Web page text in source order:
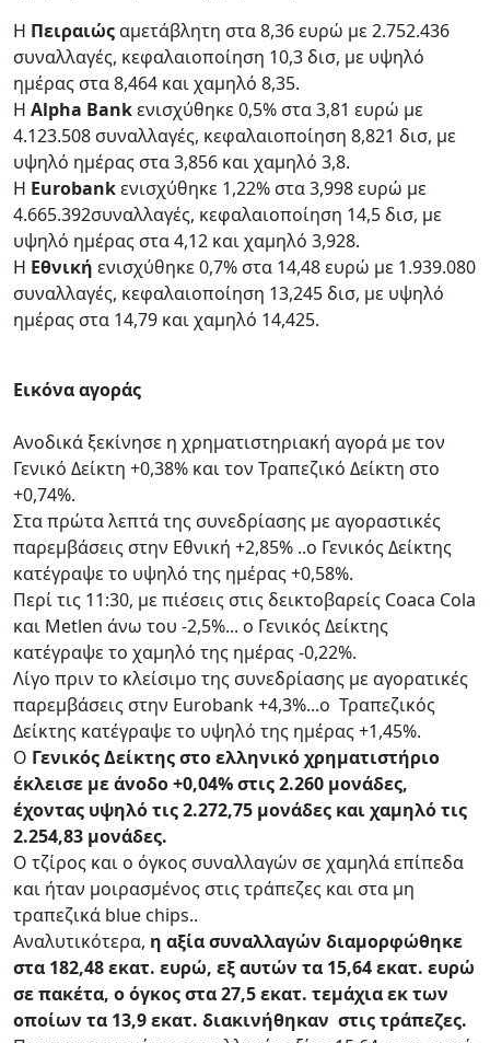
Η Πειραιώςαμετάβλητη στα 8,36 ευρώ με 2.752.436
συναλλαγές, κεφαλαιοποίηση 10,3 δισ, με υψηλό
ημέρας στα 8,464 και χαμηλό 8,35.
Η Alpha Bankενισχύθηκε 0,5% στα 3,81 ευρώ με
4.123.508 συναλλαγές, κεφαλαιοποίηση 8,821 δισ, με
υψηλό ημέρας στα 3,856 και χαμηλό 3,8.
Η Eurobankενισχύθηκε 1,22% στα 3,998 ευρώ με
4.665.392συναλλαγές, κεφαλαιοποίηση 14,5 δισ, με
υψηλό ημέρας στα 4,12 και χαμηλό 3,928.
Η Εθνική ενισχύθηκε 0,7% στα 14,48 ευρώ με 1.939.080
συναλλαγές, κεφαλαιοποίηση 13,245 δισ, με υψηλό
ημέρας στα 14,79 και χαμηλό 14,425.
Εικόνα αγοράς
Ανοδικά ξεκίνησε η χρηματιστηριακή αγορά με τον
Γενικό Δείκτη +0,38% και τον Τραπεζικό Δείκτη στο
+0,74%.
Στα πρώτα λεπτά της συνεδρίασης με αγοραστικές
παρεμβάσεις στην Εθνική +2,85% ..ο Γενικός Δείκτης
κατέγραψε το υψηλό της ημέρας +0,58%.
Περί τις 11:30, με πιέσεις στις δεικτοβαρείς Coaca Cola
και Metlen άνω του -2,5%... ο Γενικός Δείκτης
κατέγραψε το χαμηλό της ημέρας -0,22%.
Λίγο πριν το κλείσιμο της συνεδρίασης με αγορατικές
παρεμβάσεις στην Eurobank +4,3%...ο Τραπεζικός
Δείκτης κατέγραψε το υψηλό της ημέρας +1,45%.
Ο Γενικός Δείκτης στο ελληνικό χρηματιστήριο
έκλεισε με άνοδο +0,04% στις 2.260 μονάδες,
έχοντας υψηλό τις 2.272,75 μονάδες και χαμηλό τις
2.254,83 μονάδες.
Ο τζίρος και ο όγκος συναλλαγών σε χαμηλά επίπεδα
και ήταν μοιρασμένος στις τράπεζες και στα μη
τραπεζικά blue chips..
Αναλυτικότερα, η αξία συναλλαγών διαμορφώθηκε
στα 182,48 εκατ. ευρώ, εξ αυτών τα 15,64 εκατ. ευρώ
σε πακέτα, ο όγκος στα 27,5 εκατ. τεμάχια εκ των
οποίων τα 13,9 εκατ. διακινήθηκαν στις τράπεζες.